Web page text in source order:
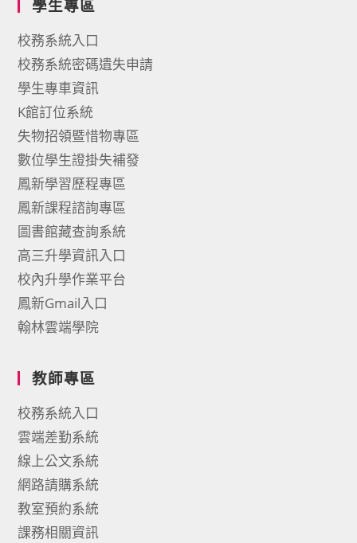
學生專區
校務系統入口
校務系統密碼遺失申請
學生專車資訊
K館訂位系統
失物招領暨惜物專區
數位學生證掛失補發
鳳新學習歷程專區
鳳新課程諮詢專區
圖書館藏查詢系統
高三升學資訊入口
校內升學作業平台
鳳新Gmail入口
翰林雲端學院
教師專區
校務系統入口
雲端差勤系統
線上公文系統
網路請購系統
教室預約系統
課務相關資訊